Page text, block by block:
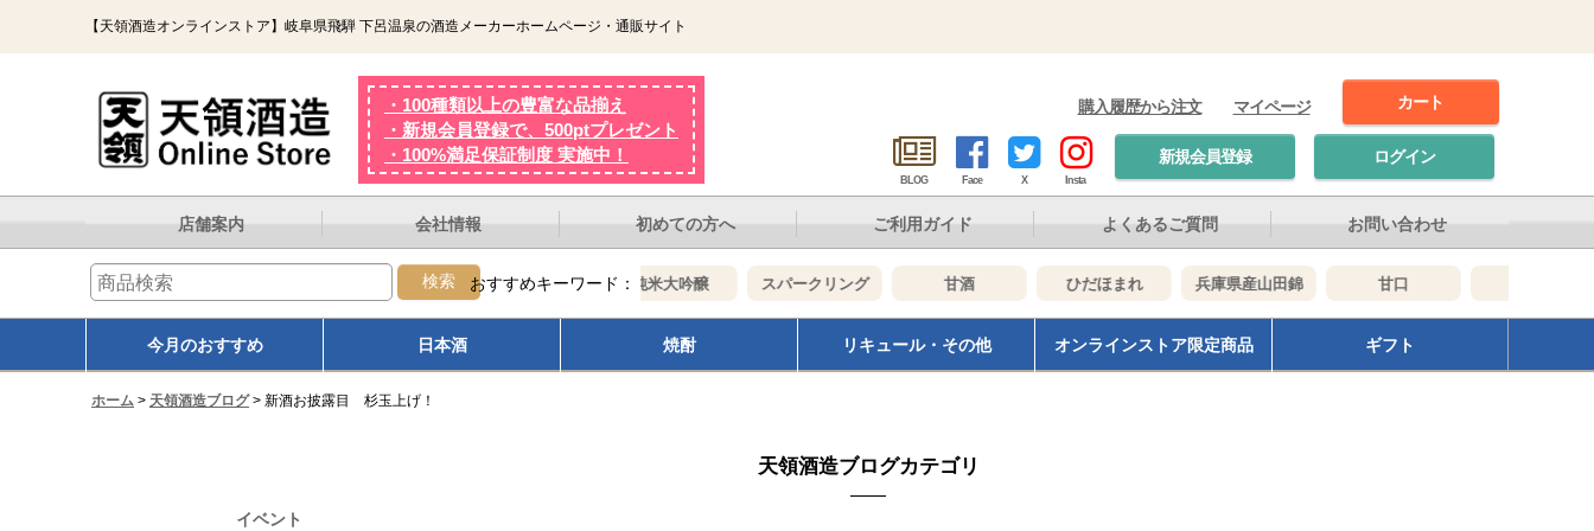
【天領酒造オンラインストア】岐阜県飛騨 下呂温泉の酒造メーカーホームページ・通販サイト
・100種類以上の豊富な品揃え
・新規会員登録で、500ptプレゼント
・100%満足保証制度 実施中！
購入履歴から注文 マイページ カート
BLOG Face X Insta
新規会員登録 ログイン
店舗案内 会社情報 初めての方へ ご利用ガイド よくあるご質問 お問い合わせ
検索 おすすめキーワード：
オンザロック 大吟醸 純米大吟醸 スパークリング 甘酒 ひだほまれ 兵庫県産山田錦 甘口
今月のおすすめ 日本酒 焼酎 リキュール・その他 オンラインストア限定商品 ギフト
ホーム > 天領酒造ブログ > 新酒お披露目 杉玉上げ！
天領酒造ブログカテゴリ
イベント